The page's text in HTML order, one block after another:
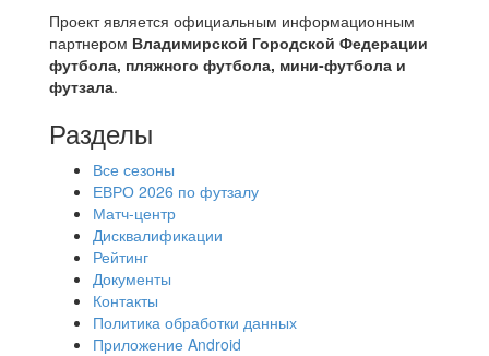
Проект является официальным информационным
партнером Владимирской Городской Федерации
футбола, пляжного футбола, мини-футбола и
футзала.
Разделы
Все сезоны
ЕВРО 2026 по футзалу
Матч-центр
Дисквалификации
Рейтинг
Документы
Контакты
Политика обработки данных
Приложение Android